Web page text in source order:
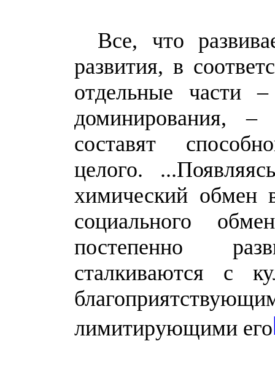
Все, что
развития, в
отдельные части–
доминирования,–
составят
целого.
химический обмен
социального
постепенно
сталкиваются с
лимитирующими его